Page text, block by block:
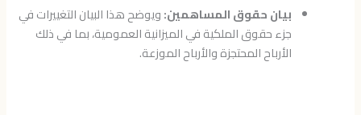
بيان حقوق المساهمين:ويوضح هذا البيان التغييرات في
جزء حقوق الملكية في الميزانية العمومية، بما في ذلك
الأرباح المحتجزة والأرباح الموزعة.